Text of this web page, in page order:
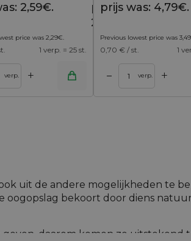
2,59€.
prijs is:
2,29€.
price was 2,29€.
1 verp. = 25 st.
verp. +
prijs was: 4,79€.
Previous lowest price was 3,49
0,70 € / st. 1
– verp. +
uit de andere mogelijkheden te
oogopslag bekoort door diens
daarom komen ze uitstekend